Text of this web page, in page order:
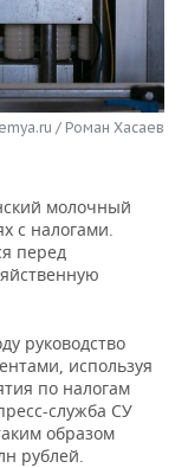
/ Роман Хасаев
молочный
с налогами.
перед
руководство
используя
по налогам
служба СУ
образом
рублей.